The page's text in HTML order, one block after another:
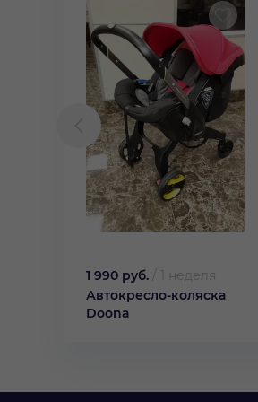
1 990 руб.
1 неделя
Автокресло-коляска
Doona